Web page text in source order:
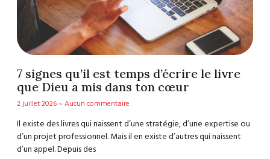
7 signes qu’il est temps d’écrire le livre
que Dieu a mis dans ton cœur
2 juillet 2026 Aucun commentaire
Il existe des livres qui naissent d’une stratégie, d’une expertise ou
d’un projet professionnel. Mais il en existe d’autres qui naissent
d’un appel. Depuis des